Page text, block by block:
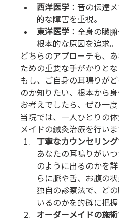
西洋医学 ：音の伝達
的な障害を重視。
東洋医学 ：全身の臓
根本的な原因を追求。
どちらのアプローチも、
ための重要な手がかりとな
もし、ご自身の耳鳴りが
のか知りたい、根本から
お考えでしたら、ぜひ一度
当院では、一人ひとりの
メイドの鍼灸治療を行いま
丁寧なカウンセリン
あなたの耳鳴りがい
のように出るのかを
らに脈や舌、お腹の
独自の診察法で、ど
いるのかを的確に把握
オーダーメイドの施